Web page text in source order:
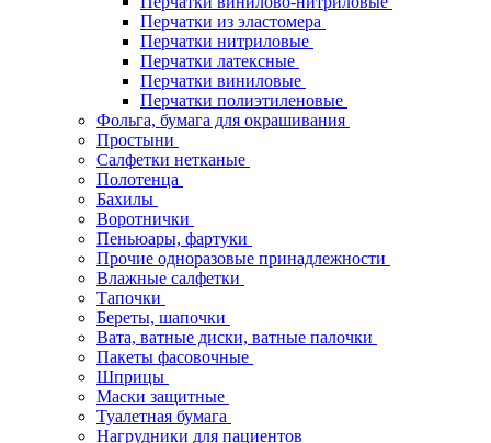
Перчатки из эластомера
Перчатки нитриловые
Перчатки латексные
Перчатки виниловые
Перчатки полиэтиленовые
Фольга, бумага для окрашивания
Простыни
Салфетки нетканые
Полотенца
Бахилы
Воротнички
Пеньюары, фартуки
Прочие одноразовые принадлежности
Влажные салфетки
Тапочки
Береты, шапочки
Вата, ватные диски, ватные палочки
Пакеты фасовочные
Шприцы
Маски защитные
Туалетная бумага
Нагрудники для пациентов